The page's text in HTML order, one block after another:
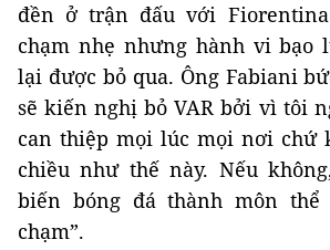
đền ở trận đấu với
chạm nhẹ nhưng hành vi bạo
lại được bỏ qua. Ông Fabiani
sẽ kiến nghị bỏ VAR bởi vì tôi
can thiệp mọi lúc mọi nơi chứ
chiều như thế này. Nếu
biến bóng đá thành môn thể
chạm”.